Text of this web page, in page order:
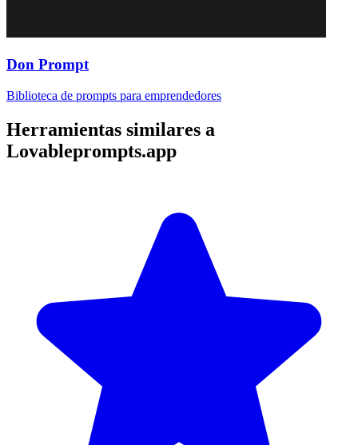
Don Prompt
Biblioteca de prompts para emprendedores
Herramientas similares a
Lovableprompts.app